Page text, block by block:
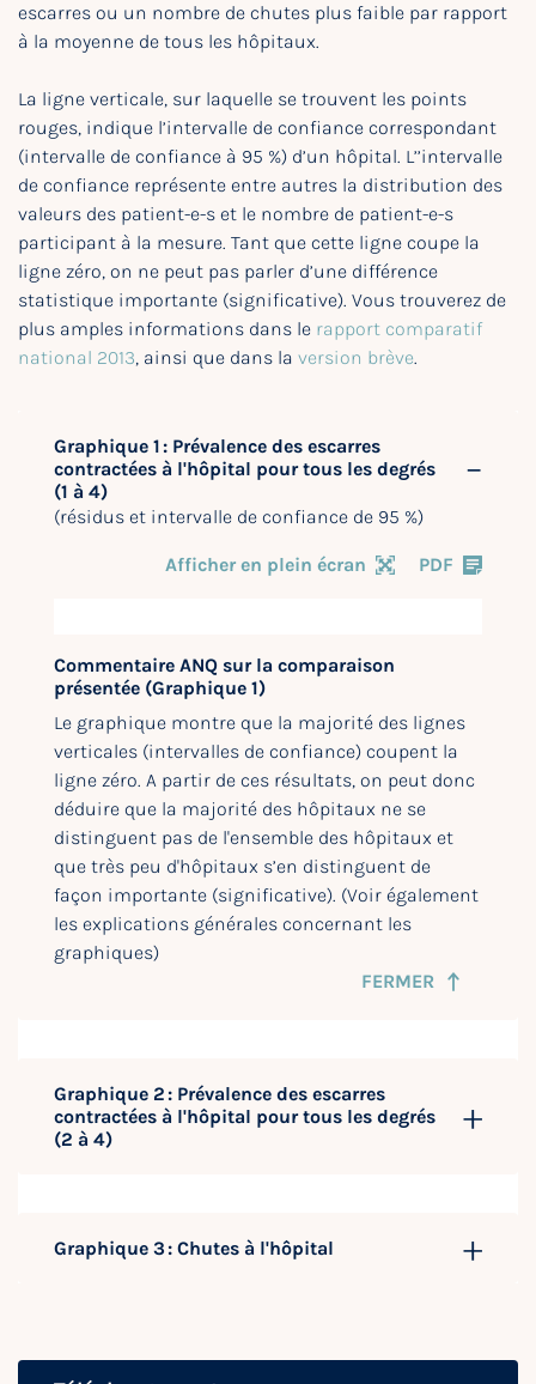
escarres ou un nombre de chutes plus faible par rapport
à la moyenne de tous les hôpitaux.
La ligne verticale, sur laquelle se trouvent les points
rouges, indique l’intervalle de confiance correspondant
(intervalle de confiance à 95 %) d’un hôpital. L’’intervalle
de confiance représente entre autres la distribution des
valeurs des patient-e-s et le nombre de patient-e-s
participant à la mesure. Tant que cette ligne coupe la
ligne zéro, on ne peut pas parler d’une différence
statistique importante (significative). Vous trouverez de
plus amples informations dans le rapport comparatif
national 2013, ainsi que dans la version brève.
Graphique 1 : Prévalence des escarres
contractées à l'hôpital pour tous les degrés
(1 à 4)
(résidus et intervalle de confiance de 95 %)
Afficher en plein écran PDF
Commentaire ANQ sur la comparaison
présentée (Graphique 1)
Le graphique montre que la majorité des lignes
verticales (intervalles de confiance) coupent la
ligne zéro. A partir de ces résultats, on peut donc
déduire que la majorité des hôpitaux ne se
distinguent pas de l'ensemble des hôpitaux et
que très peu d'hôpitaux s’en distinguent de
façon importante (significative). (Voir également
les explications générales concernant les
graphiques)
FERMER
Graphique 2 : Prévalence des escarres
contractées à l'hôpital pour tous les degrés
(2 à 4)
Graphique 3 : Chutes à l'hôpital